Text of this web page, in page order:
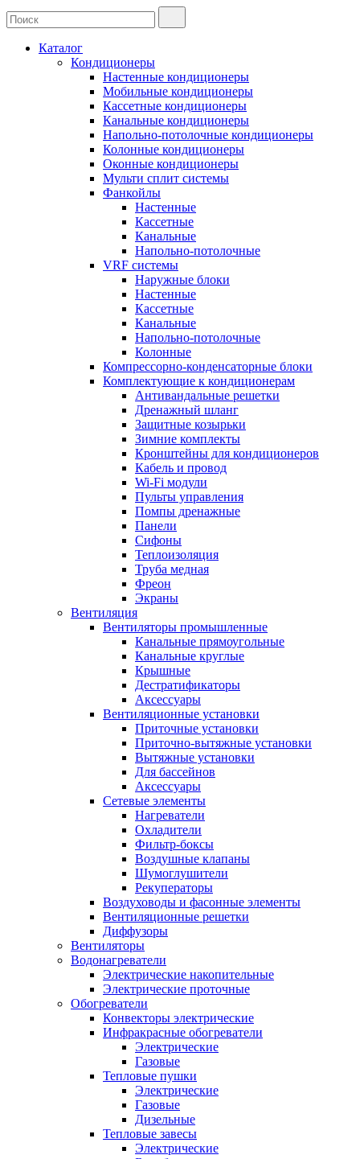
Каталог
Кондиционеры
Настенные кондиционеры
Мобильные кондиционеры
Кассетные кондиционеры
Канальные кондиционеры
Напольно-потолочные кондиционеры
Колонные кондиционеры
Оконные кондиционеры
Мульти сплит системы
Фанкойлы
Настенные
Кассетные
Канальные
Напольно-потолочные
VRF системы
Наружные блоки
Настенные
Кассетные
Канальные
Напольно-потолочные
Колонные
Компрессорно-конденсаторные блоки
Комплектующие к кондиционерам
Антивандальные решетки
Дренажный шланг
Защитные козырьки
Зимние комплекты
Кронштейны для кондиционеров
Кабель и провод
Wi-Fi модули
Пульты управления
Помпы дренажные
Панели
Сифоны
Теплоизоляция
Труба медная
Фреон
Экраны
Вентиляция
Вентиляторы промышленные
Канальные прямоугольные
Канальные круглые
Крышные
Дестратификаторы
Аксессуары
Вентиляционные установки
Приточные установки
Приточно-вытяжные установки
Вытяжные установки
Для бассейнов
Аксессуары
Сетевые элементы
Нагреватели
Охладители
Фильтр-боксы
Воздушные клапаны
Шумоглушители
Рекуператоры
Воздуховоды и фасонные элементы
Вентиляционные решетки
Диффузоры
Вентиляторы
Водонагреватели
Электрические накопительные
Электрические проточные
Обогреватели
Конвекторы электрические
Инфракрасные обогреватели
Электрические
Газовые
Тепловые пушки
Электрические
Газовые
Дизельные
Тепловые завесы
Электрические